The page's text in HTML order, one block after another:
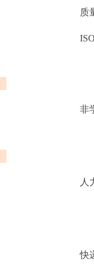
质
非
人
快